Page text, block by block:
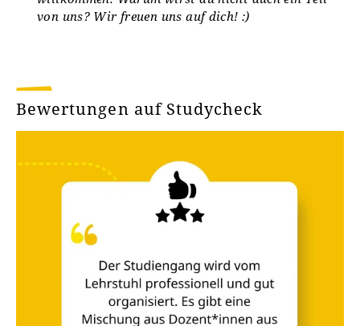
von uns? Wir freuen uns auf dich! :)
Bewertungen auf Studycheck